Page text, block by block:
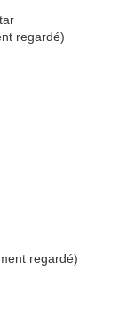
regardé)
regardé)